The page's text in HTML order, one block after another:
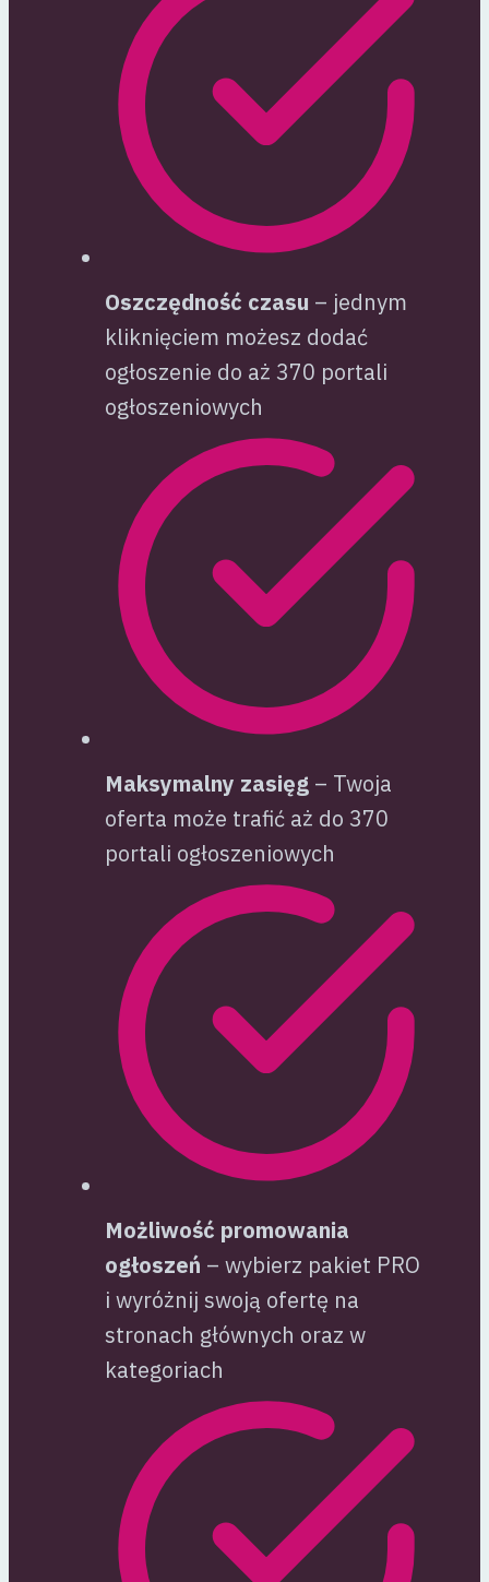
Oszczędność czasu – jednym
kliknięciem możesz dodać
ogłoszenie do aż 370 portali
ogłoszeniowych
Maksymalny zasięg – Twoja
oferta może trafić aż do 370
portali ogłoszeniowych
Możliwość promowania
ogłoszeń – wybierz pakiet PRO
i wyróżnij swoją ofertę na
stronach głównych oraz w
kategoriach